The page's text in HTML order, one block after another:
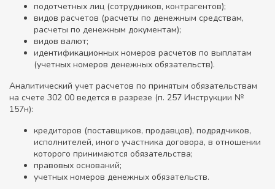
подотчетных лиц (сотрудников, контрагентов);
видов расчетов (расчеты по денежным средствам,
расчеты по денежным документам);
видов валют;
идентификационных номеров расчетов по выплатам
(учетных номеров денежных обязательств).
Аналитический учет расчетов по принятым обязательствам
на счете 302 00 ведется в разрезе (п. 257 Инструкции №
157н):
кредиторов (поставщиков, продавцов), подрядчиков,
исполнителей, иного участника договора, в отношении
которого принимаются обязательства;
правовых оснований;
учетных номеров денежных обязательств.